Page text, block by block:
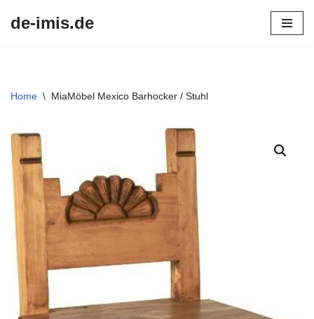
de-imis.de
Home \ MiaMöbel Mexico Barhocker / Stuhl